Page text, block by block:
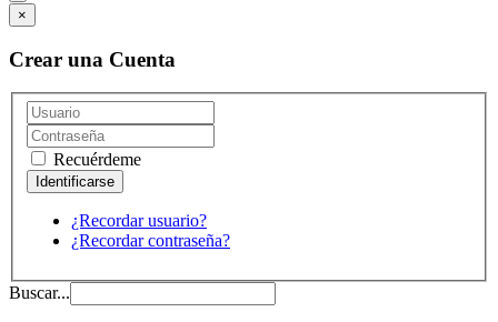
×
Crear una Cuenta
Recuérdeme
¿Recordar usuario?
¿Recordar contraseña?
Buscar...